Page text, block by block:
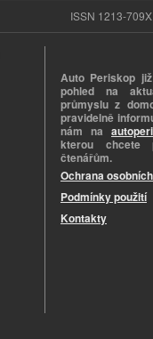
ISSN 1213-
Auto Periskop
pohled na
průmyslu z
pravidelně
nám na
kterou chcete
čtenářům.
Ochrana
Podmínky použití
Kontakty